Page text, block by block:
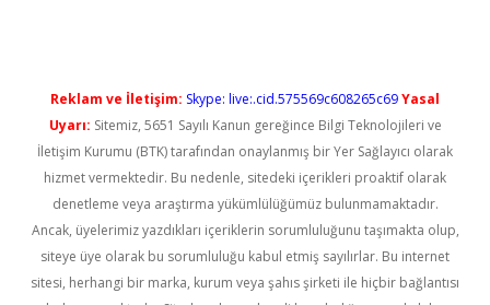
Reklam ve İletişim: Skype: live:.cid.575569c608265c69Yasal
Uyarı: Sitemiz, 5651 Sayılı Kanun gereğince Bilgi Teknolojileri ve
İletişim Kurumu (BTK) tarafından onaylanmış bir Yer Sağlayıcı olarak
hizmet vermektedir. Bu nedenle, sitedeki içerikleri proaktif olarak
denetleme veya araştırma yükümlülüğümüz bulunmamaktadır.
Ancak, üyelerimiz yazdıkları içeriklerin sorumluluğunu taşımakta olup,
siteye üye olarak bu sorumluluğu kabul etmiş sayılırlar. Bu internet
sitesi, herhangi bir marka, kurum veya şahıs şirketi ile hiçbir bağlantısı